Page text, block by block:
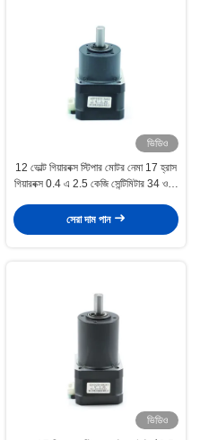
ভিডিও
12 ভোল্ট গিয়ারবক্স স্টিপার মোটর নেমা 17 হ্রাস
গিয়ারবক্স 0.4 এ 2.5 কেজি সেন্টিমিটার 34 ওজে
সেরা দাম পান
ভিডিও